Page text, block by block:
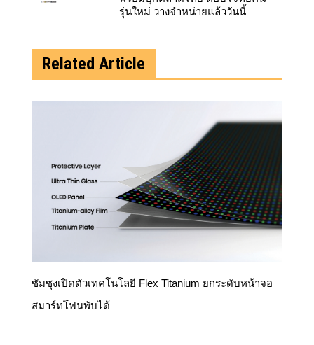
Related Article
ซัมซุงเปิดตัวเทคโนโลยี Flex Titanium ยกระดับหน้าจอ
สมาร์ทโฟนพับได้